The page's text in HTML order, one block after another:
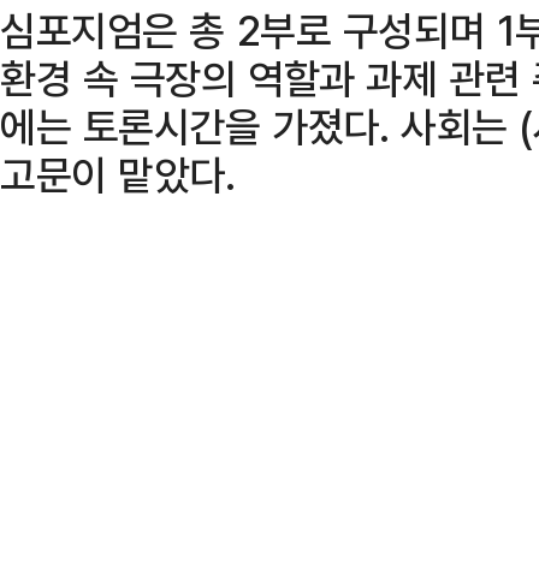
심포지엄은 총 2부로 구성되며 1
환경 속 극장의 역할과 과제 관
에는 토론시간을 가졌다. 사회는
고문이 맡았다.